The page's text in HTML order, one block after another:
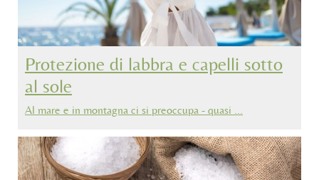
Protezione di labbra e capelli sotto
al sole
Al mare e in montagna ci si preoccupa - quasi …